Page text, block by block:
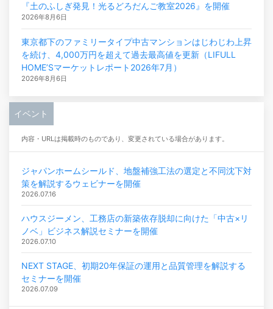
『土のふしぎ発見！光るどろだんご教室2026』を開催
2026年8月6日
東京都下のファミリータイプ中古マンションはじわじわ上昇
を続け、4,000万円を超えて過去最高値を更新（LIFULL
HOME’Sマーケットレポート2026年7月）
2026年8月6日
イベント
内容・URLは掲載時のものであり、変更されている場合があります。
ジャパンホームシールド、地盤補強工法の選定と不同沈下対
策を解説するウェビナーを開催
2026.07.16
ハウスジーメン、工務店の新築依存脱却に向けた「中古×リ
ノベ」ビジネス解説セミナーを開催
2026.07.10
NEXT STAGE、初期20年保証の運用と品質管理を解説する
セミナーを開催
2026.07.09